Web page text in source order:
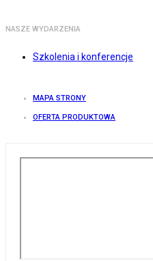
NASZE WYDARZENIA
Szkolenia i konferencje
MAPA STRONY
OFERTA PRODUKTOWA